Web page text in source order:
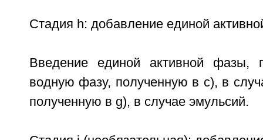
Стадия h: добавление единой
Введение единой активной фазы,
водную фазу, полученную в c), в
полученную в g), в случае эмульсий.